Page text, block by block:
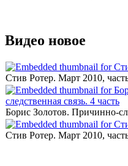
Видео новое
Стив Ротер. Март 2010,
Борис Золотов. Причинно-
Стив Ротер. Март 2010,